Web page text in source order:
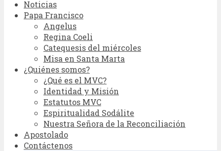
Noticias
Papa Francisco
Angelus
Regina Coeli
Catequesis del miércoles
Misa en Santa Marta
¿Quiénes somos?
¿Qué es el MVC?
Identidad y Misión
Estatutos MVC
Espiritualidad Sodálite
Nuestra Señora de la Reconciliación
Apostolado
Contáctenos